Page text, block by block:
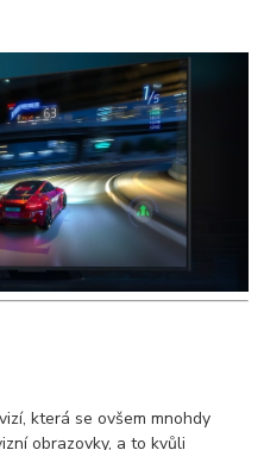
která se ovšem mnohdy
obrazovky, a to kvůli